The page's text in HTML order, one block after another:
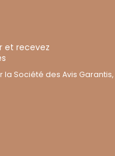
et recevez
Société des Avis Garantis,